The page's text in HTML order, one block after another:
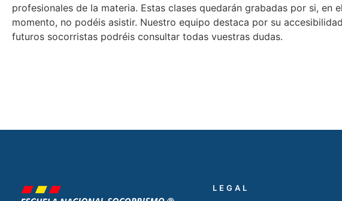
profesionales de la materia. Estas clases quedarán grabadas por si, en el
momento, no podéis asistir. Nuestro equipo destaca por su
futuros socorristas podréis consultar todas vuestras dudas.
LEGAL